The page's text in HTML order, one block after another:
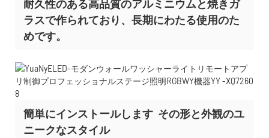
耐久性のある高品質のアルミニウムと焼きガ
ラスで作られており、長期にわたる使用のた
めです。
簡単にインストールします その形と外観のユ
ニークなスタイル